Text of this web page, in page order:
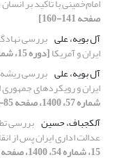
صفحه 141-160]
آل بویه، علی بررسی
ایران و آمریکا[دوره 15، شماره 55، 1400، صفحه 195-214]
آل بویه، علی بررسی
ایران و رویکردهای جمهوری
شماره 57، 1400، صفحه 85-104]
آلکجباف، حسین بررسی
عدالت اداری ایران پس از
15، شماره 54، 1400، صفحه 103-120]